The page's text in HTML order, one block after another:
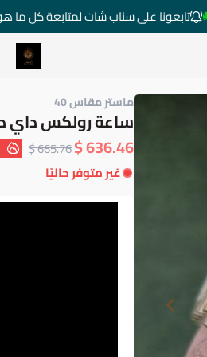
تابعونا على سناب شات لمتابعة كل ما هو
متجر
ماستر مقاس 40
ساعة رولكس داي
636.46 $
665.76 $
غير متوفر حاليًا